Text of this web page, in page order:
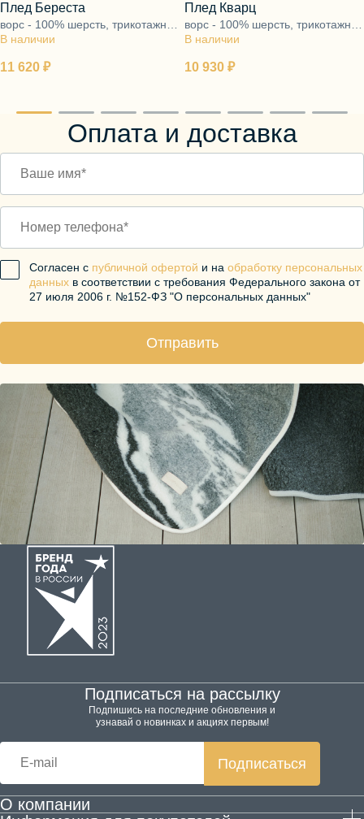
11 620 ₽
В наличии
Плед Береста
ворс - 100% шерсть, трикотажная
основа - 100% полиэфир
10 930 ₽
В наличии
Плед Кварц
ворс - 100% шерсть, трикотажная
основа - 100% полиэфир
Оплата и доставка
Согласен с публичной офертой и на обработку персональных
данных в соответствии с требования Федерального закона от
27 июля 2006 г. №152-ФЗ "О персональных данных"
Отправить
О компании
Подписаться на рассылку
Подпишись на последние обновления и
узнавай о новинках и акциях первым!
Подписаться